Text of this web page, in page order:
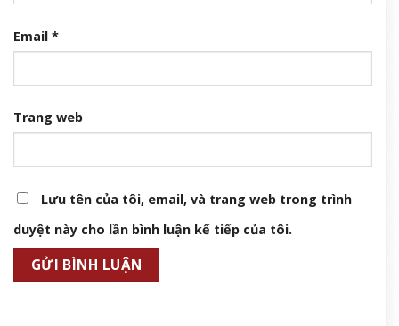
Email *
Trang web
Lưu tên của tôi, email, và trang web trong trình
duyệt này cho lần bình luận kế tiếp của tôi.